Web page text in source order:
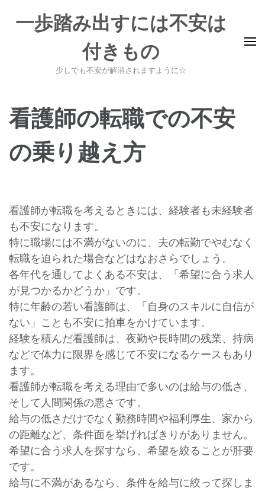
キ
プ
す)
一歩踏み出すには不安は
付きもの
少しでも不安が解消されますように☆
看護師の転職での不安
の乗り越え方
看護師が転職を考えるときには、経験者も未経験者
も不安になります。
特に職場には不満がないのに、夫の転勤でやむなく
転職を迫られた場合などはなおさらでしょう。
各年代を通してよくある不安は、「希望に合う求人
が見つかるかどうか」です。
特に年齢の若い看護師は、「自身のスキルに自信が
ない」ことも不安に拍車をかけています。
経験を積んだ看護師は、夜勤や長時間の残業、持病
などで体力に限界を感じて不安になるケースもあり
ます。
看護師が転職を考える理由で多いのは給与の低さ、
そして人間関係の悪さです。
給与の低さだけでなく勤務時間や福利厚生、家から
の距離など、条件面を挙げればきりがありません。
希望に合う求人を探すなら、希望を絞ることが肝要
です。
給与に不満があるなら、条件を給与に絞って探しま